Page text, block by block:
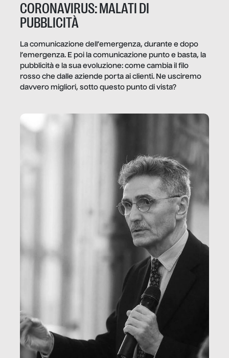
CORONAVIRUS: MALATI DI
PUBBLICITÀ
La comunicazione dell’emergenza, durante e dopo
l’emergenza. E poi la comunicazione punto e basta, la
pubblicità e la sua evoluzione: come cambia il filo
rosso che dalle aziende porta ai clienti. Ne usciremo
davvero migliori, sotto questo punto di vista?